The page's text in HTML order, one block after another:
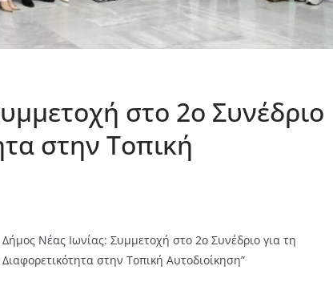
στο 2ο Συνέδριο
στην Τοπική
Δήμος Νέας Ιωνίας: Συμμετοχή στο 2ο Συνέδριο για τη
Διαφορετικότητα στην Τοπική Αυτοδιοίκηση”